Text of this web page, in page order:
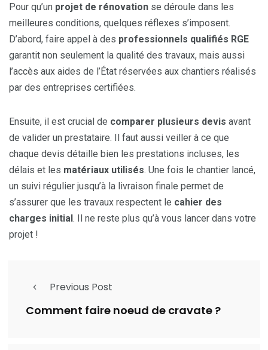
Pour qu’un projet de rénovation se déroule dans les
meilleures conditions, quelques réflexes s’imposent.
D’abord, faire appel à des professionnels qualifiés RGE
garantit non seulement la qualité des travaux, mais aussi
l’accès aux aides de l’État réservées aux chantiers réalisés
par des entreprises certifiées.
Ensuite, il est crucial de comparer plusieurs devis avant
de valider un prestataire. Il faut aussi veiller à ce que
chaque devis détaille bien les prestations incluses, les
délais et les matériaux utilisés. Une fois le chantier lancé,
un suivi régulier jusqu’à la livraison finale permet de
s’assurer que les travaux respectent le cahier des
charges initial. Il ne reste plus qu’à vous lancer dans votre
projet !
Previous Post
Comment faire noeud de cravate ?